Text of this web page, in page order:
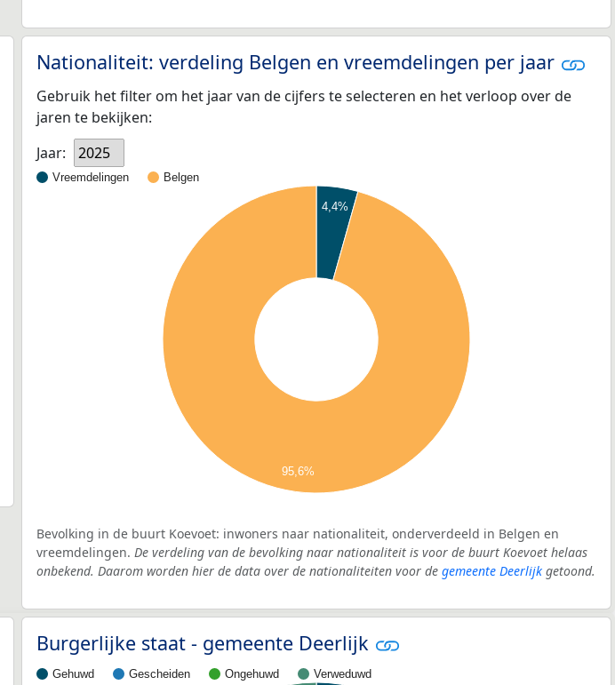
Nationaliteit: verdeling Belgen en vreemdelingen per jaar
Gebruik het filter om het jaar van de cijfers te selecteren en het verloop over de
jaren te bekijken:
Jaar:
2025
Vreemdelingen Belgen
4,4%
95,6%
Bevolking in de buurt Koevoet: inwoners naar nationaliteit, onderverdeeld in Belgen en
vreemdelingen. De verdeling van de bevolking naar nationaliteit is voor de buurt Koevoet helaas
onbekend. Daarom worden hier de data over de nationaliteiten voor de gemeente Deerlijk getoond.
Burgerlijke staat - gemeente Deerlijk
Gehuwd Gescheiden Ongehuwd Verweduwd